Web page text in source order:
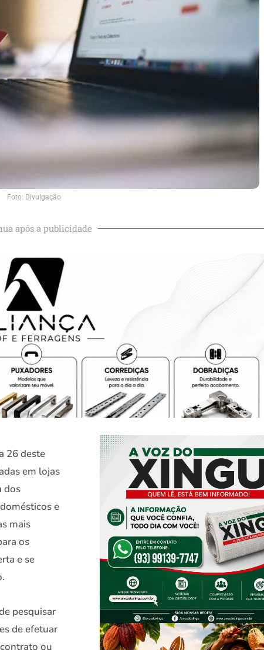
Foto: Divulgação
após a publicidade
26 deste
em lojas
dos
e
mais
os
e se
pesquisar
de efetuar
ou